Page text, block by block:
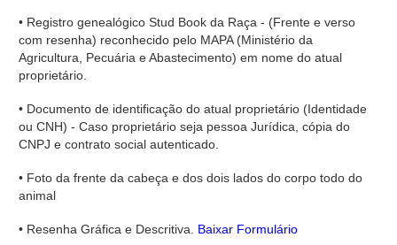
• Registro genealógico Stud Book da Raça - (Frente e verso
com resenha) reconhecido pelo MAPA (Ministério da
Agricultura, Pecuária e Abastecimento) em nome do atual
proprietário.
• Documento de identificação do atual proprietário (Identidade
ou CNH) - Caso proprietário seja pessoa Jurídica, cópia do
CNPJ e contrato social autenticado.
• Foto da frente da cabeça e dos dois lados do corpo todo do
animal
• Resenha Gráfica e Descritiva. Baixar Formulário